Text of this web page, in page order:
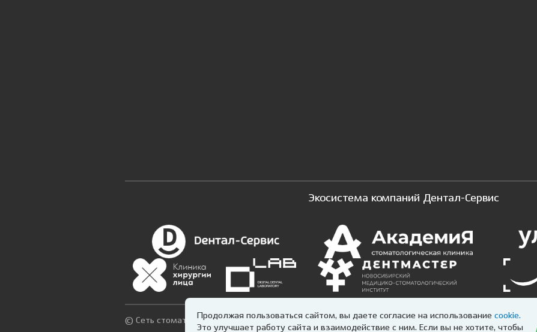
Продолжая пользоваться сайтом, вы даете согласие на использование cookie.
Это улучшает работу сайта и взаимодействие с ним. Если вы не хотите, чтобы
Экосистема компаний Дентал-Сервис
© Сеть стоматологических клиник Дентал-Сервис 2026